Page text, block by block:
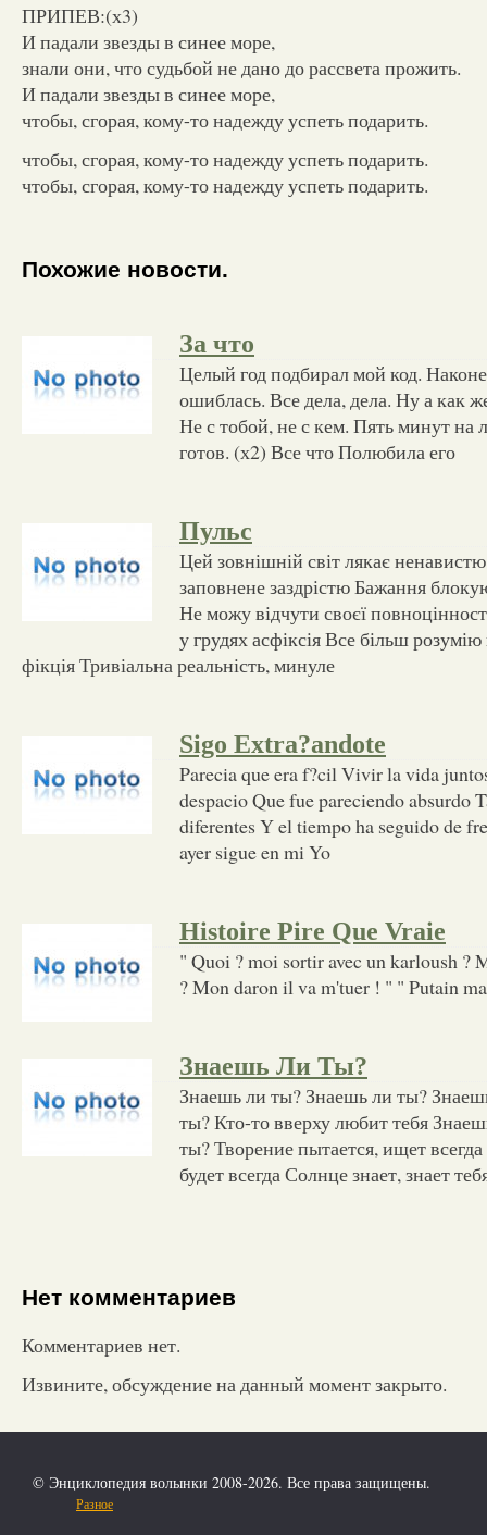
ПРИПЕВ:(х3)
И падали звезды в синее море,
знали они, что судьбой не дано до рассвета прожить.
И падали звезды в синее море,
чтобы, сгорая, кому-то надежду успеть подарить.
чтобы, сгорая, кому-то надежду успеть подарить.
чтобы, сгорая, кому-то надежду успеть подарить.
Похожие новости.
За что
Целый год подбирал мой код.
ошиблась. Все дела, дела. Ну а как
Не с тобой, не с кем. Пять минут на
готов. (х2) Все что Полюбила его
Пульс
Цей зовнішній світ лякає
заповнене заздрістю Бажання
Не можу відчути своєї
у грудях асфіксія Все більш
фікція Тривіальна реальність, минуле
Sigo Extra?andote
Parecia que era f?cil Vivir la vida
despacio Que fue pareciendo absurdo
diferentes Y el tiempo ha seguido de
ayer sigue en mi Yo
Histoire Pire Que Vraie
" Quoi ? moi sortir avec un karloush ?
? Mon daron il va m'tuer ! " " Putain
Знаешь Ли Ты?
Знаешь ли ты? Знаешь ли ты?
ты? Кто-то вверху любит тебя
ты? Творение пытается, ищет
будет всегда Солнце знает, знает
Нет комментариев
Комментариев нет.
Извините, обсуждение на данный момент закрыто.
© Энциклопедия волынки 2008-2026. Все права защищены.
Разное